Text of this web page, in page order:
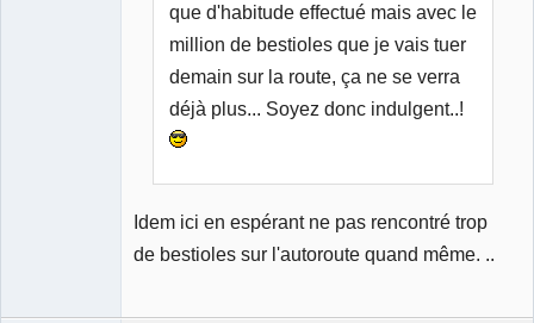
que d'habitude effectué mais avec le
million de bestioles que je vais tuer
demain sur la route, ça ne se verra
déjà plus... Soyez donc indulgent..!
Idem ici en espérant ne pas rencontré trop
de bestioles sur l'autoroute quand même. ..